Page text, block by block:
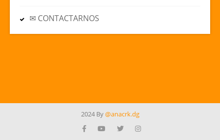
✉ CONTACTARNOS
2024 By@anacrk.dg